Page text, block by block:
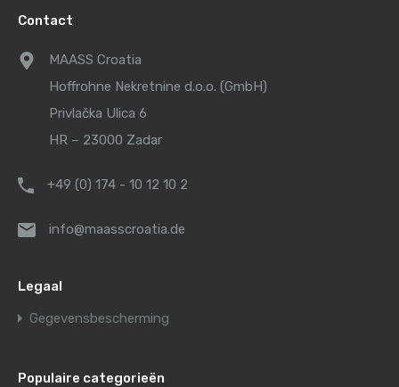
Contact
MAASS Croatia
Hoffrohne Nekretnine d.o.o. (GmbH)
Privlačka Ulica 6
HR – 23000 Zadar
+49 (0) 174 - 10 12 10 2
info@maasscroatia.de
Legaal
Gegevensbescherming
Populaire categorieën